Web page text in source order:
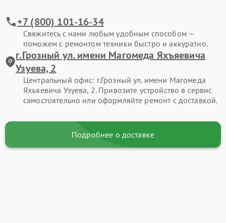
+7 (800) 101-16-34
Свяжитесь с нами любым удобным способом —
поможем с ремонтом техники быстро и аккуратно.
г.Грозный ул. имени Магомеда Яхъяевича
Узуева, 2
Центральный офис: г.Грозный ул. имени Магомеда
Яхъяевича Узуева, 2. Привозите устройство в сервис
самостоятельно или оформляйте ремонт с доставкой.
Подробнее о доставке